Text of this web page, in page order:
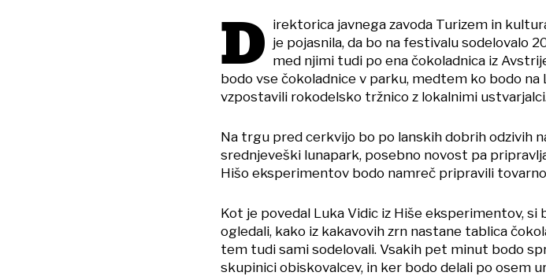
D irektorica javnega zavoda Turizem in
je pojasnila, da bo na festivalu sodelovalo
med njimi tudi po ena čokoladnica iz
bodo vse čokoladnice v parku, medtem ko bodo
vzpostavili rokodelsko tržnico z lokalnimi
Na trgu pred cerkvijo bo po lanskih dobrih odzivih
srednjeveški lunapark, posebno novost pa
Hišo eksperimentov bodo namreč pripravili
Kot je povedal Luka Vidic iz Hiše eksperimentov, si
ogledali, kako iz kakavovih zrn nastane tablica
tem tudi sami sodelovali. Vsakih pet minut bodo
skupinici obiskovalcev, in ker bodo delali po osem